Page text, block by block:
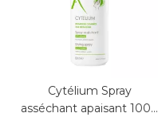
Cytélium Spray
asséchant apaisant 100…